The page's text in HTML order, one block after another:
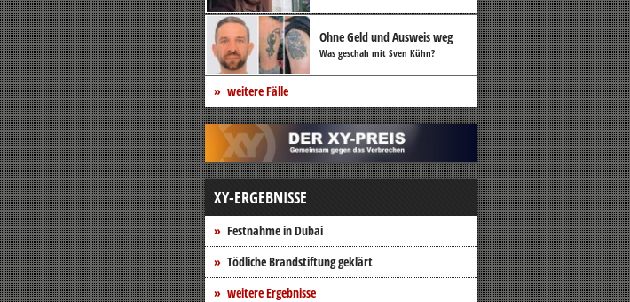
Ohne Geld und Ausweis weg
Was geschah mit Sven Kühn?
weitere Fälle
XY-ERGEBNISSE
Festnahme in Dubai
Tödliche Brandstiftung geklärt
weitere Ergebnisse